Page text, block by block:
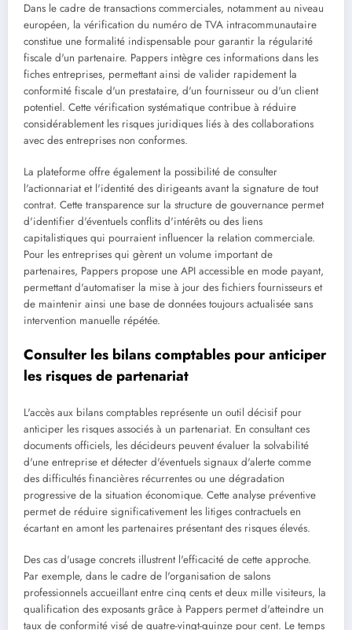
Dans le cadre de transactions commerciales, notamment au niveau
européen, la vérification du numéro de TVA intracommunautaire
constitue une formalité indispensable pour garantir la régularité
fiscale d'un partenaire. Pappers intègre ces informations dans les
fiches entreprises, permettant ainsi de valider rapidement la
conformité fiscale d'un prestataire, d'un fournisseur ou d'un client
potentiel. Cette vérification systématique contribue à réduire
considérablement les risques juridiques liés à des collaborations
avec des entreprises non conformes.
La plateforme offre également la possibilité de consulter
l'actionnariat et l'identité des dirigeants avant la signature de tout
contrat. Cette transparence sur la structure de gouvernance permet
d'identifier d'éventuels conflits d'intérêts ou des liens
capitalistiques qui pourraient influencer la relation commerciale.
Pour les entreprises qui gèrent un volume important de
partenaires, Pappers propose une API accessible en mode payant,
permettant d'automatiser la mise à jour des fichiers fournisseurs et
de maintenir ainsi une base de données toujours actualisée sans
intervention manuelle répétée.
Consulter les bilans comptables pour anticiper
les risques de partenariat
L'accès aux bilans comptables représente un outil décisif pour
anticiper les risques associés à un partenariat. En consultant ces
documents officiels, les décideurs peuvent évaluer la solvabilité
d'une entreprise et détecter d'éventuels signaux d'alerte comme
des difficultés financières récurrentes ou une dégradation
progressive de la situation économique. Cette analyse préventive
permet de réduire significativement les litiges contractuels en
écartant en amont les partenaires présentant des risques élevés.
Des cas d'usage concrets illustrent l'efficacité de cette approche.
Par exemple, dans le cadre de l'organisation de salons
professionnels accueillant entre cinq cents et deux mille visiteurs, la
qualification des exposants grâce à Pappers permet d'atteindre un
taux de conformité visé de quatre-vingt-quinze pour cent. Le temps